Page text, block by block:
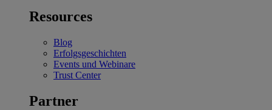
Resources
Blog
Erfolgsgeschichten
Events und Webinare
Trust Center
Partner